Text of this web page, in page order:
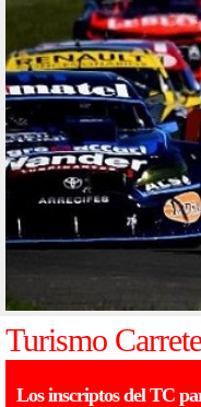
Turismo
Los inscriptos del TC